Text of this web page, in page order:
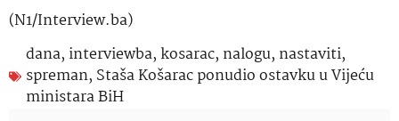
(N1/Interview.ba)
dana, interviewba,kosarac, nalogu, nastaviti,
spreman, Staša Košarac ponudio ostavku u Vijeću
ministara BiH